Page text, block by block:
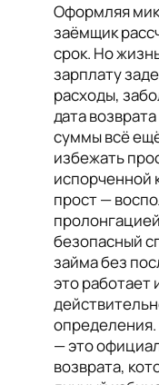
Оформляя
заёмщик
срок. Но
зарплату
расходы,
дата
суммы всё
избежать
испорченной
прост —
безопасный
займа без
это работает
— это
возврата,